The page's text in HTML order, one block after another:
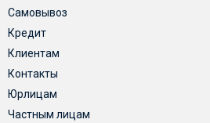
Самовывоз
Кредит
Клиентам
Контакты
Юрлицам
Частным лицам